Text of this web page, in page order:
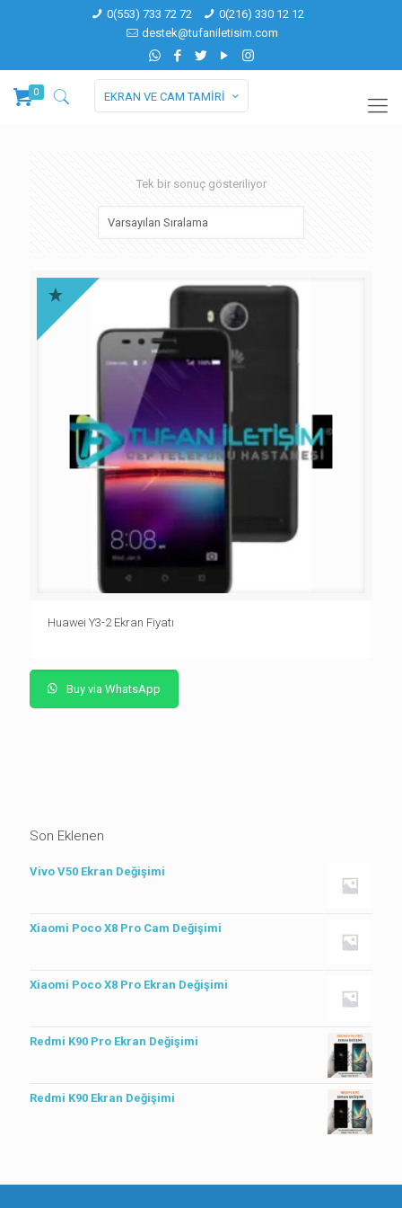
0(553) 733 72 72
0(216) 330 12 12
destek@tufaniletisim.com
0 EKRAN VE CAM TAMİRİ
Tek bir sonuç gösteriliyor
Huawei Y3-2 Ekran Fiyatı
Buy via WhatsApp
Son Eklenen
Vivo V50 Ekran Değişimi
Xiaomi Poco X8 Pro Cam Değişimi
Xiaomi Poco X8 Pro Ekran Değişimi
Redmi K90 Pro Ekran Değişimi
Redmi K90 Ekran Değişimi